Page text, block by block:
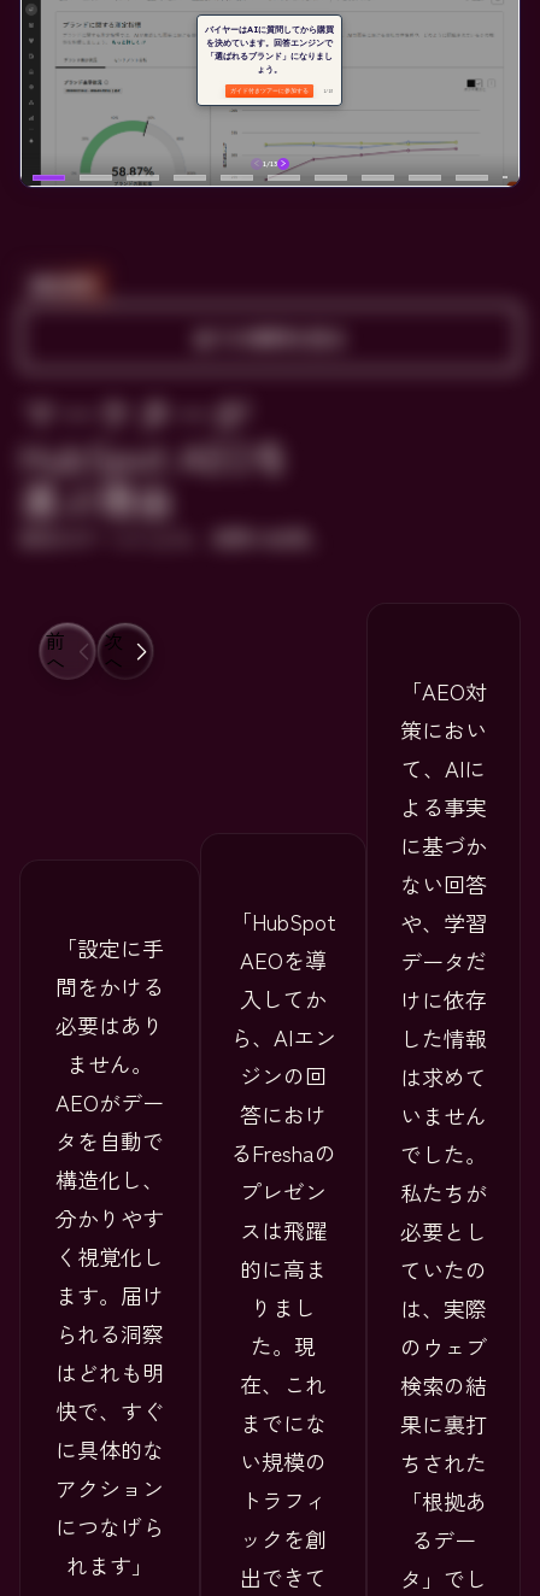
全ての事例を見る
マーケターが
HubSpot AEOを
選ぶ理由
前
へ
次
へ
設定に手
間をかける
必要はあり
ません。
AEOがデー
タを自動で
構造化し、
分かりやす
く視覚化し
ます。届け
られる洞察
はどれも明
快で、すぐ
に具体的な
アクション
につなげら
れます
HubSpot
AEOを導
入してか
ら、AIエン
ジンの回
答におけ
るFreshaの
プレゼン
スは飛躍
的に高ま
りまし
た。現
在、これ
までにな
い規模の
トラフィ
ックを創
出できて
AEO対
策におい
て、AIに
よる事実
に基づか
ない回答
や、学習
データだ
けに依存
した情報
は求めて
いません
でした。
私たちが
必要とし
ていたの
は、実際
のウェブ
検索の結
果に裏打
ちされた
「根拠あ
るデー
タ」でし